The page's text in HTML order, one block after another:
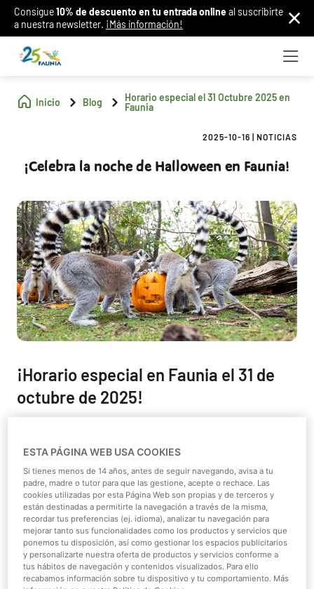
Consigue10% de descuento en tu entrada onlineal suscribirte
a nuestra newsletter. ¡Más información!
Inicio Blog
Horario especial el 31 Octubre 2025 en
Faunia
2025-10-16 NOTICIAS
¡Celebra la noche de Halloween en Faunia!
¡Horario especial en Faunia el 31 de
octubre de 2025!
nosotros a "Truco o Haribo". Este año además, con un
horario especial de 17:00 a 23:00.¡Compra ya tus
entradas!
¿Truco o Haribo?
¡Este Halloweenaprende y recibe chuches gratis! El día
31 de octubre disfruta de nuestro aclamado juego "Truco
o Haribo". En él, los más pequeños asistirán a charlas
ESTA PÁGINA WEB USA COOKIES
Si tienes menos de 14 años, antes de seguir navegando, avisa a tu
padre, madre o tutor para que las gestione, acepte o rechace. Las
cookies utilizadas por esta Página Web son propias y de terceros y
están destinadas a permitirte la navegación a través de la misma,
recordar tus preferencias (ej. idioma), analizar tu navegación para
mejorar tanto sus funcionalidades como los productos y servicios que
ponemos tu disposición, así como gestionar los espacios publicitarios
y personalizarte nuestra oferta de productos y servicios conforme a
tus hábitos de navegación y contenidos visualizados. Para ello
recabamos información sobre tu dispositivo y tu comportamiento. Más